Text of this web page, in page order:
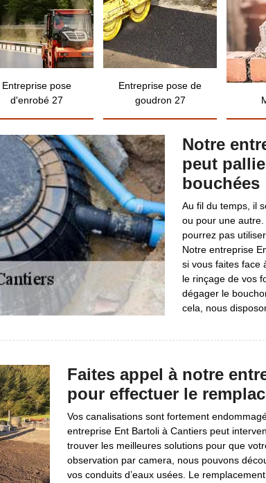
Entreprise pose
d'enrobé 27
Entreprise pose de
goudron 27
Notre
peut
bouchées
Au fil du temps, il
ou pour une
pourrez pas
Notre entreprise
si vous faites face
le rinçage de vos
dégager le
cela, nous
Faites appel à notre
pour effectuer le
Vos canalisations sont fortement
entreprise Ent Bartoli à Cantiers peut
trouver les meilleures solutions pour que
observation par camera, nous pouvons
vos conduits d’eaux usées. Le